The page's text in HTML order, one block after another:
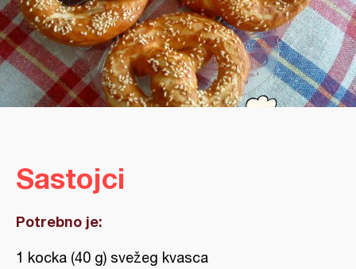
Sastojci
Potrebno je:
1 kocka (40 g) svežeg kvasca